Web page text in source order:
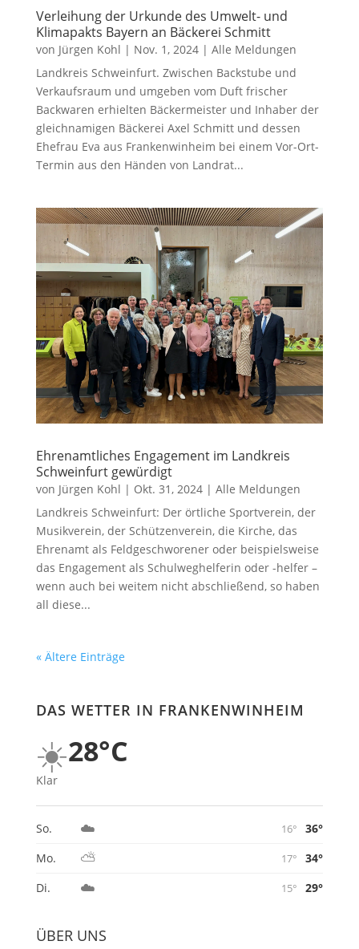
Verleihung der Urkunde des Umwelt- und
Klimapakts Bayern an Bäckerei Schmitt
von Jürgen Kohl | Nov. 1, 2024| Alle Meldungen
Landkreis Schweinfurt. Zwischen Backstube und
Verkaufsraum und umgeben vom Duft frischer
Backwaren erhielten Bäckermeister und Inhaber der
gleichnamigen Bäckerei Axel Schmitt und dessen
Ehefrau Eva aus Frankenwinheim bei einem Vor-Ort-
Termin aus den Händen von Landrat...
Ehrenamtliches Engagement im Landkreis
Schweinfurt gewürdigt
von Jürgen Kohl | Okt. 31, 2024| Alle Meldungen
Landkreis Schweinfurt: Der örtliche Sportverein, der
Musikverein, der Schützenverein, die Kirche, das
Ehrenamt als Feldgeschworener oder beispielsweise
das Engagement als Schulweghelferin oder -helfer –
wenn auch bei weitem nicht abschließend, so haben
all diese...
« Ältere Einträge
DAS WETTER IN FRANKENWINHEIM
☀️28°C
Klar
So. ☁️ 16°
36°
Mo.
⛅ 17°
34°
Di.
☁️ 15° 29°
ÜBER UNS